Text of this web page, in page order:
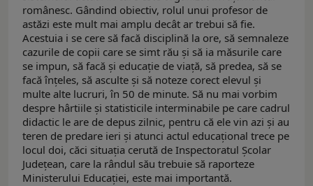
românesc. Gândind obiectiv, rolul unui profesor de
astăzi este mult mai amplu decât ar trebui să fie.
Acestuia i se cere să facă disciplină la ore, să semnaleze
cazurile de copii care se simt rău și să ia măsurile care
se impun, să facă și educație de viață, să predea, să se
facă înțeles, să asculte și să noteze corect elevul și
multe alte lucruri, în 50 de minute. Să nu mai vorbim
despre hârtiile și statisticile interminabile pe care cadrul
didactic le are de depus zilnic, pentru că ele vin azi și au
teren de predare ieri și atunci actul educațional trece pe
locul doi, căci situația cerută de Inspectoratul Şcolar
Judeţean, care la rândul său trebuie să raporteze
Ministerului Educaţiei, este mai importantă.